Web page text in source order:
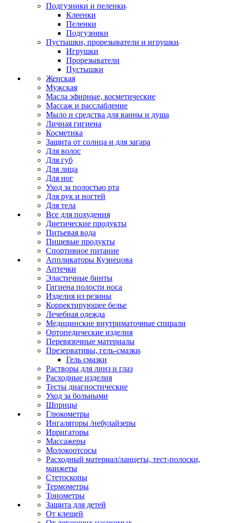
Подгузники и пеленки
Клеенки
Пеленки
Подгузники
Пустышки, прорезыватели и игрушки
Игрушки
Прорезыватели
Пустышки
Женская
Мужская
Масла эфирные, косметические
Массаж и расслабление
Мыло и средства для ванны и душа
Личная гигиена
Косметика
Защита от солнца и для загара
Для волос
Для губ
Для лица
Для ног
Уход за полостью рта
Для рук и ногтей
Для тела
Все для похудения
Диетические продукты
Питьевая вода
Пищевые продукты
Спортивное питание
Аппликаторы Кузнецова
Аптечки
Эластичные бинты
Гигиена полости носа
Изделия из резины
Корректирующее белье
Лечебная одежда
Медицинские внутриматочные спирали
Ортопедические изделия
Перевязочные материалы
Презервативы, гель-смазки
Гель смазки
Растворы для линз и глаз
Расходные изделия
Тесты диагностические
Уход за больными
Шприцы
Глюкометры
Ингаляторы /небулайзеры
Ирригаторы
Массажеры
Молокоотсосы
Расходный материал/ланцеты, тест-полоски,
манжеты
Стетоскопы
Термометры
Тонометры
Защита для детей
От клещей